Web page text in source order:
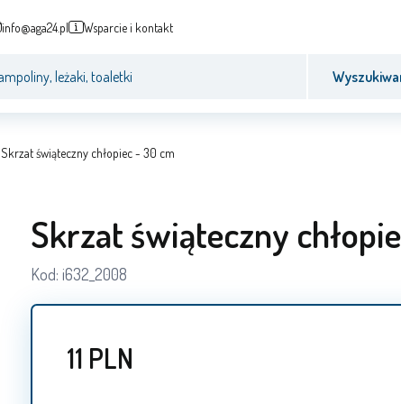
info@aga24.pl Wsparcie i kontakt
Skrzat świąteczny chłopiec - 30 cm
Skrzat świąteczny
Kod: i632_2008
11 PLN